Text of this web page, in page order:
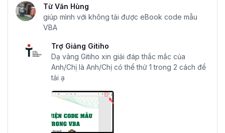
Từ Văn Hùng
giúp mình với không tải được eBook code mẫu
VBA
Trợ Giảng Gitiho
Dạ vâng Gitiho xin giải đáp thắc mắc của
Anh/Chị là Anh/Chị có thể thử 1 trong 2 cách để
tải ạ